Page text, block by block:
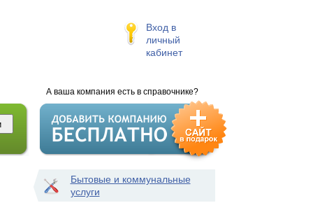
Вход в
личный
кабинет
А ваша компания есть в справочнике?
Бытовые и коммунальные
услуги